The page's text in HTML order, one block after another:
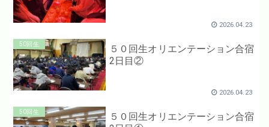
2026.04.23
50回生
５０回生オリエンテーション合宿
2日目②
2026.04.23
50回生
５０回生オリエンテーション合宿